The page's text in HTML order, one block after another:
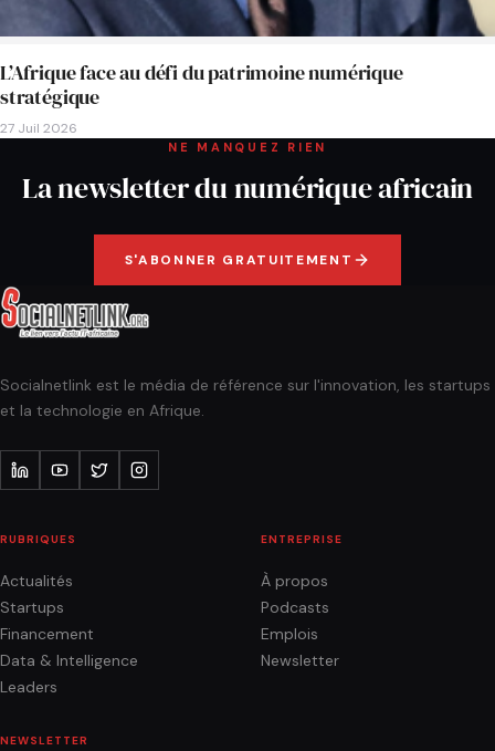
L’Afrique face au défi du patrimoine numérique
stratégique
27 Juil 2026
NE MANQUEZ RIEN
La newsletter du numérique africain
S'ABONNER GRATUITEMENT
Socialnetlink est le média de référence sur l'innovation, les startups
et la technologie en Afrique.
RUBRIQUES
Actualités
Startups
Financement
Data & Intelligence
Leaders
ENTREPRISE
À propos
Podcasts
Emplois
Newsletter
NEWSLETTER